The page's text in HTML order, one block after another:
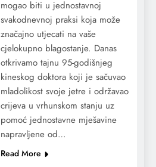
mogao biti u jednostavnoj
svakodnevnoj praksi koja može
značajno utjecati na vaše
cjelokupno blagostanje. Danas
otkrivamo tajnu 95-godišnjeg
kineskog doktora koji je sačuvao
mladolikost svoje jetre i održavao
crijeva u vrhunskom stanju uz
pomoć jednostavne mješavine
napravljene od…
Read More